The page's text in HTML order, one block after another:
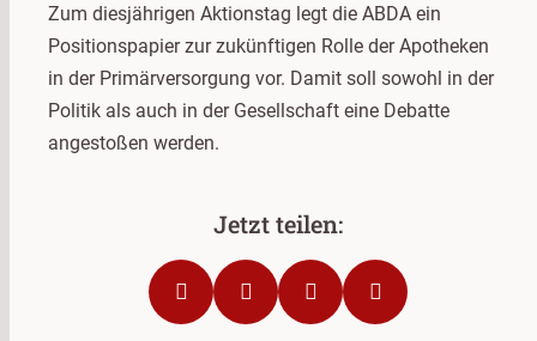
Zum diesjährigen Aktionstag legt die ABDA ein
Positionspapier zur zukünftigen Rolle der Apotheken
in der Primärversorgung vor. Damit soll sowohl in der
Politik als auch in der Gesellschaft eine Debatte
angestoßen werden.